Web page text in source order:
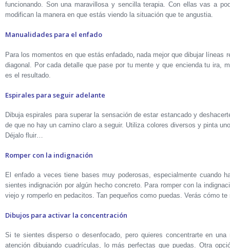
funcionando. Son una maravillosa y sencilla terapia. Con ellas vas a
modifican la manera en que estás viendo la situación que te angustia.
Manualidades para el enfado
Para los momentos en que estás enfadado, nada mejor que dibujar líneas
diagonal. Por cada detalle que pase por tu mente y que encienda tu ira,
es el resultado.
Espirales para seguir adelante
Dibuja espirales para superar la sensación de estar estancado y
de que no hay un camino claro a seguir. Utiliza colores diversos y pinta
Déjalo fluir…
Romper con la indignación
El enfado a veces tiene bases muy poderosas, especialmente cuando
sientes indignación por algún hecho concreto. Para romper con la
viejo y romperlo en pedacitos. Tan pequeños como puedas. Verás cómo te
Dibujos para activar la concentración
Si te sientes disperso o desenfocado, pero quieres concentrarte en
atención dibujando cuadrículas, lo más perfectas que puedas. Otra